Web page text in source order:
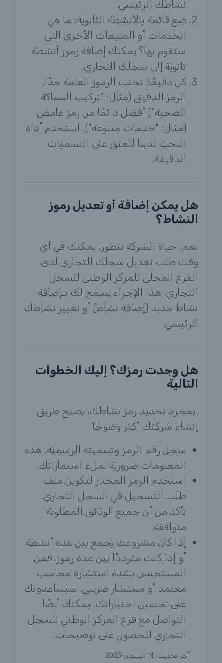
نشاطك الرئيسي.
ضع قائمة بالأنشطة الثانوية: ما هي
الخدمات أو المبيعات الأخرى التي
ستقوم بها؟ يمكنك إضافة رموز أنشطة
ثانوية إلى سجلك التجاري.
كن دقيقًا: تجنب الرموز العامة جدًا.
الرمز الدقيق (مثال: "تركيب السباكة
الصحية") أفضل دائمًا من رمز غامض
(مثال: "خدمات متنوعة"). استخدم أداة
البحث لدينا للعثور على التسميات
الدقيقة.
هل يمكن إضافة أو تعديل رموز
النشاط؟
نعم. حياة الشركة تتطور. يمكنك في أي
وقت طلب تعديل سجلك التجاري لدى
الفرع المحلي للمركز الوطني للسجل
التجاري. هذا الإجراء يسمح لك بـإضافة
نشاط جديد (إضافة نشاط) أو تغيير نشاطك
الرئيسي.
هل وجدت رمزك؟ إليك الخطوات
التالية
.بمجرد تحديد رمز نشاطك، يصبح طريق
إنشاء شركتك أكثر وضوحًا
سجل رقم الرمز وتسميته الرسمية. هذه
المعلومات ضرورية لملء استماراتك.
استخدم الرمز المختار لتكوين ملف
طلب التسجيل في السجل التجاري.
تأكد من أن جميع الوثائق المطلوبة
متوافقة.
إذا كان مشروعك يجمع بين عدة أنشطة
أو إذا كنت مترددًا بين عدة رموز، فمن
المستحسن بشدة استشارة محاسب
معتمد أو مستشار ضريبي. سيساعدونك
على تحسين اختياراتك. يمكنك أيضًا
التواصل مع فرع المركز الوطني للسجل
التجاري للحصول على توضيحات.
آخر تحديث: 14 ديسمبر 2025